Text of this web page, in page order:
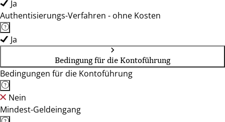
Ja
Authentisierungs-Verfahren - ohne Kosten
Ja
Bedingung für die Kontoführung
Bedingungen für die Kontoführung
Nein
Mindest-Geldeingang